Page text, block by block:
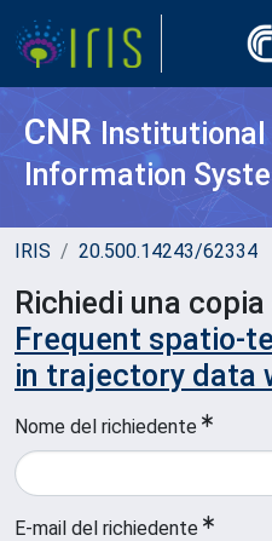
CNR
Information
IRIS 20.500.14243/62334
Richiedi una
Frequent spatio-
in trajectory data
Nome del richiedente
E-mail del richiedente